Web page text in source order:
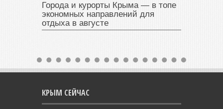
Города и курорты Крыма — в топе
экономных направлений для
отдыха в августе
КРЫМ СЕЙЧАС